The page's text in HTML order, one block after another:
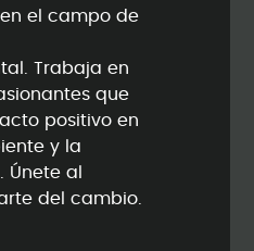
el campo de
Trabaja en
que
positivo en
y la
Únete al
del cambio.